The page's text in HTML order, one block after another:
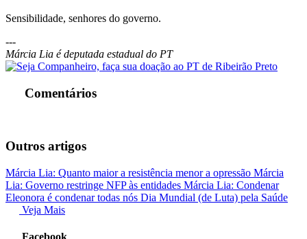
Sensibilidade, senhores do governo.
---
Márcia Lia é deputada estadual do PT
Comentários
Outros artigos
Márcia Lia: Quanto maior a resistência menor a opressão Márcia
Lia: Governo restringe NFP às entidades Márcia Lia: Condenar
Eleonora é condenar todas nós Dia Mundial (de Luta) pela Saúde
Veja Mais
Facebook